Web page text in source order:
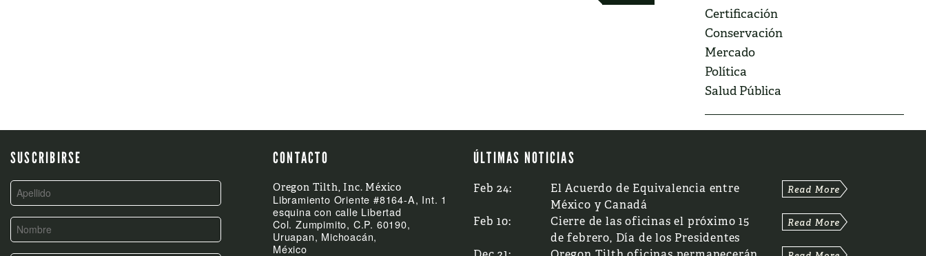
Certificación
Conservación
Mercado
Política
Salud Pública
SUSCRIBIRSE CONTACTO
Oregon Tilth, Inc. México
Libramiento Oriente #8164-A, Int. 1
esquina con calle Libertad
Col. Zumpimito, C.P. 60190,
Uruapan, Michoacán,
México
ÚLTIMAS NOTICIAS
Feb 24:
El Acuerdo de Equivalencia entre
México y Canadá
Feb 10:
Cierre de las oficinas el próximo 15
de febrero, Día de los Presidentes